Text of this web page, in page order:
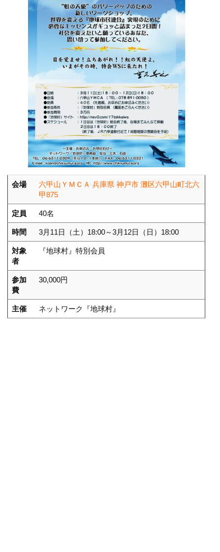
会場
六甲山ＹＭＣＡ 兵庫県 神戸市 灘区六甲山町北六
甲875
定員 40名
時間 3月11日（土）18:00～3月12日（日）18:00
対象
者
『地球村』特別会員
参加
費
30,000円
主催 ネットワーク『地球村』